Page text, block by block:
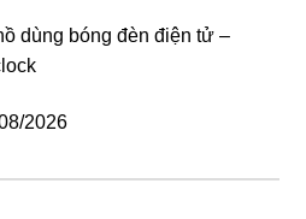
dùng bóng đèn điện tử –
2026